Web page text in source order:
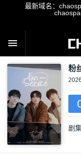
最新域名：
粉
剧